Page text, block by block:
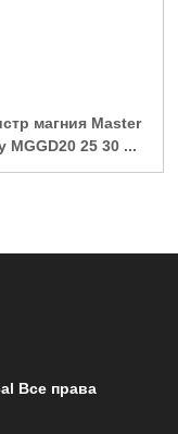
магния Master
MGGD20 25 30 ...
Все права